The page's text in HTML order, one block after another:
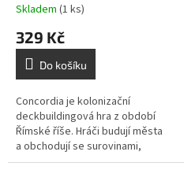
Skladem (1 ks)
329 Kč
Do košíku
Concordia je kolonizační
deckbuildingová hra z období
Římské říše. Hráči budují města
a obchodují se surovinami,
které jednotlivé provincie